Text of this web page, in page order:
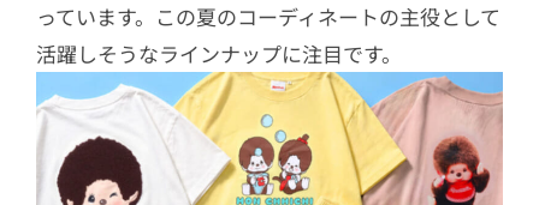
っています。この夏のコーディネートの主役として
活躍しそうなラインナップに注目です。